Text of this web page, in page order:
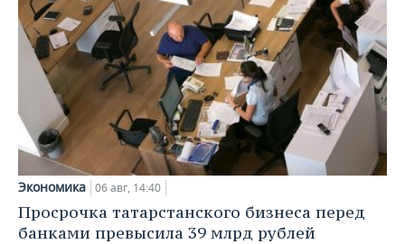
Экономика 06 авг, 14:40
Просрочка татарстанского бизнеса перед
банками превысила 39 млрд рублей